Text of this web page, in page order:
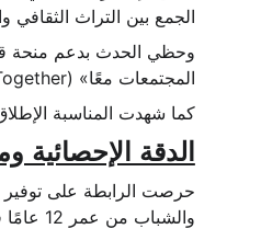
الجمع بين التراث الثقافي
المجتمعات معًا» (Bringing Communities Together).
كما شهدت المناسبة الإطلاق الرسمي لخارطة الطريق
الدقة الإحصائية
حرصت الرابطة على توفير
والشباب من عمر 12 عامًا فأكثر).